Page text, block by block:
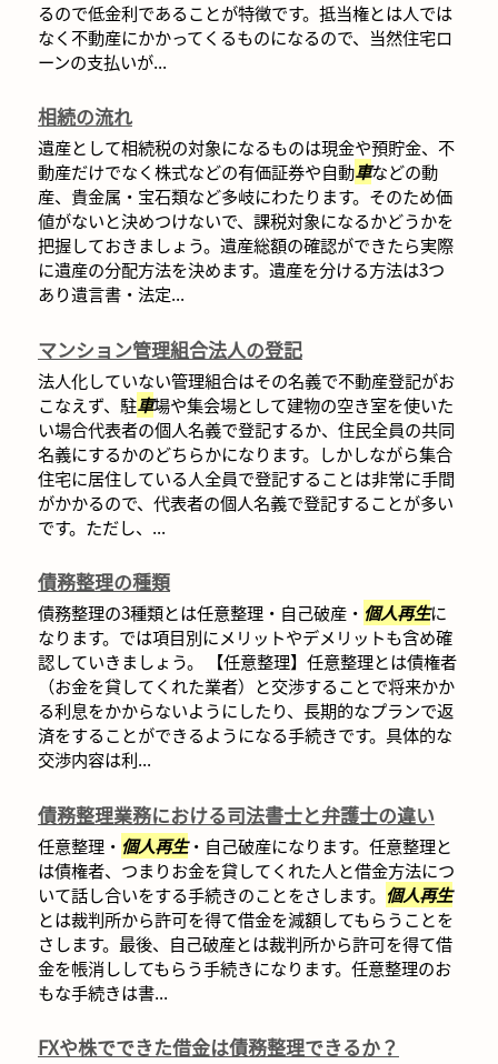
るので低金利であることが特徴です。抵当権とは人では
なく不動産にかかってくるものになるので、当然住宅ロ
ーンの支払いが...
相続の流れ
遺産として相続税の対象になるものは現金や預貯金、不
動産だけでなく株式などの有価証券や自動車などの動
産、貴金属・宝石類など多岐にわたります。そのため価
値がないと決めつけないで、課税対象になるかどうかを
把握しておきましょう。遺産総額の確認ができたら実際
に遺産の分配方法を決めます。遺産を分ける方法は3つ
あり遺言書・法定...
マンション管理組合法人の登記
法人化していない管理組合はその名義で不動産登記がお
こなえず、駐車場や集会場として建物の空き室を使いた
い場合代表者の個人名義で登記するか、住民全員の共同
名義にするかのどちらかになります。しかしながら集合
住宅に居住している人全員で登記することは非常に手間
がかかるので、代表者の個人名義で登記することが多い
です。ただし、...
債務整理の種類
債務整理の3種類とは任意整理・自己破産・ 個人再生に
なります。では項目別にメリットやデメリットも含め確
認していきましょう。 【任意整理】任意整理とは債権者
（お金を貸してくれた業者）と交渉することで将来かか
る利息をかからないようにしたり、長期的なプランで返
済をすることができるようになる手続きです。具体的な
交渉内容は利...
債務整理業務における司法書士と弁護士の違い
任意整理・ 個人再生・自己破産になります。任意整理と
は債権者、つまりお金を貸してくれた人と借金方法につ
いて話し合いをする手続きのことをさします。 個人再生
とは裁判所から許可を得て借金を減額してもらうことを
さします。最後、自己破産とは裁判所から許可を得て借
金を帳消ししてもらう手続きになります。任意整理のお
もな手続きは書...
FXや株でできた借金は債務整理できるか？